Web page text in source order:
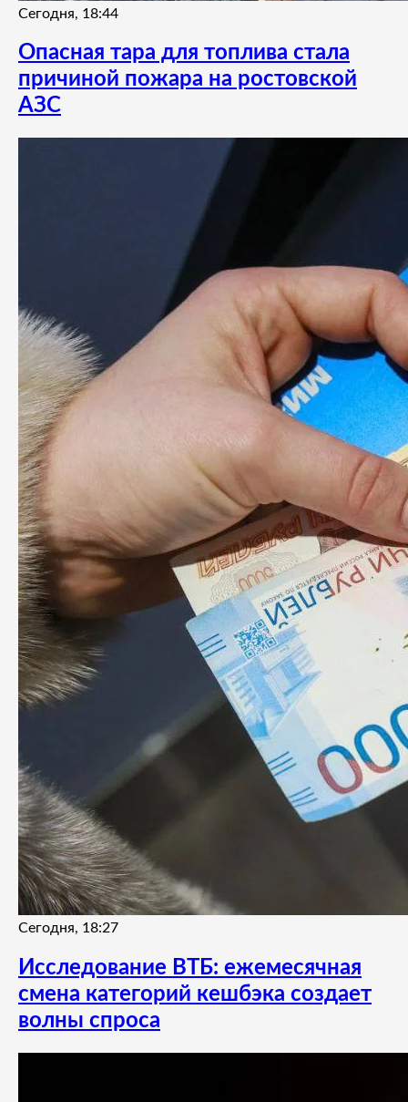
Сегодня, 18:44
Опасная тара для топлива стала
причиной пожара на ростовской
АЗС
Сегодня, 18:27
Исследование ВТБ: ежемесячная
смена категорий кешбэка создает
волны спроса